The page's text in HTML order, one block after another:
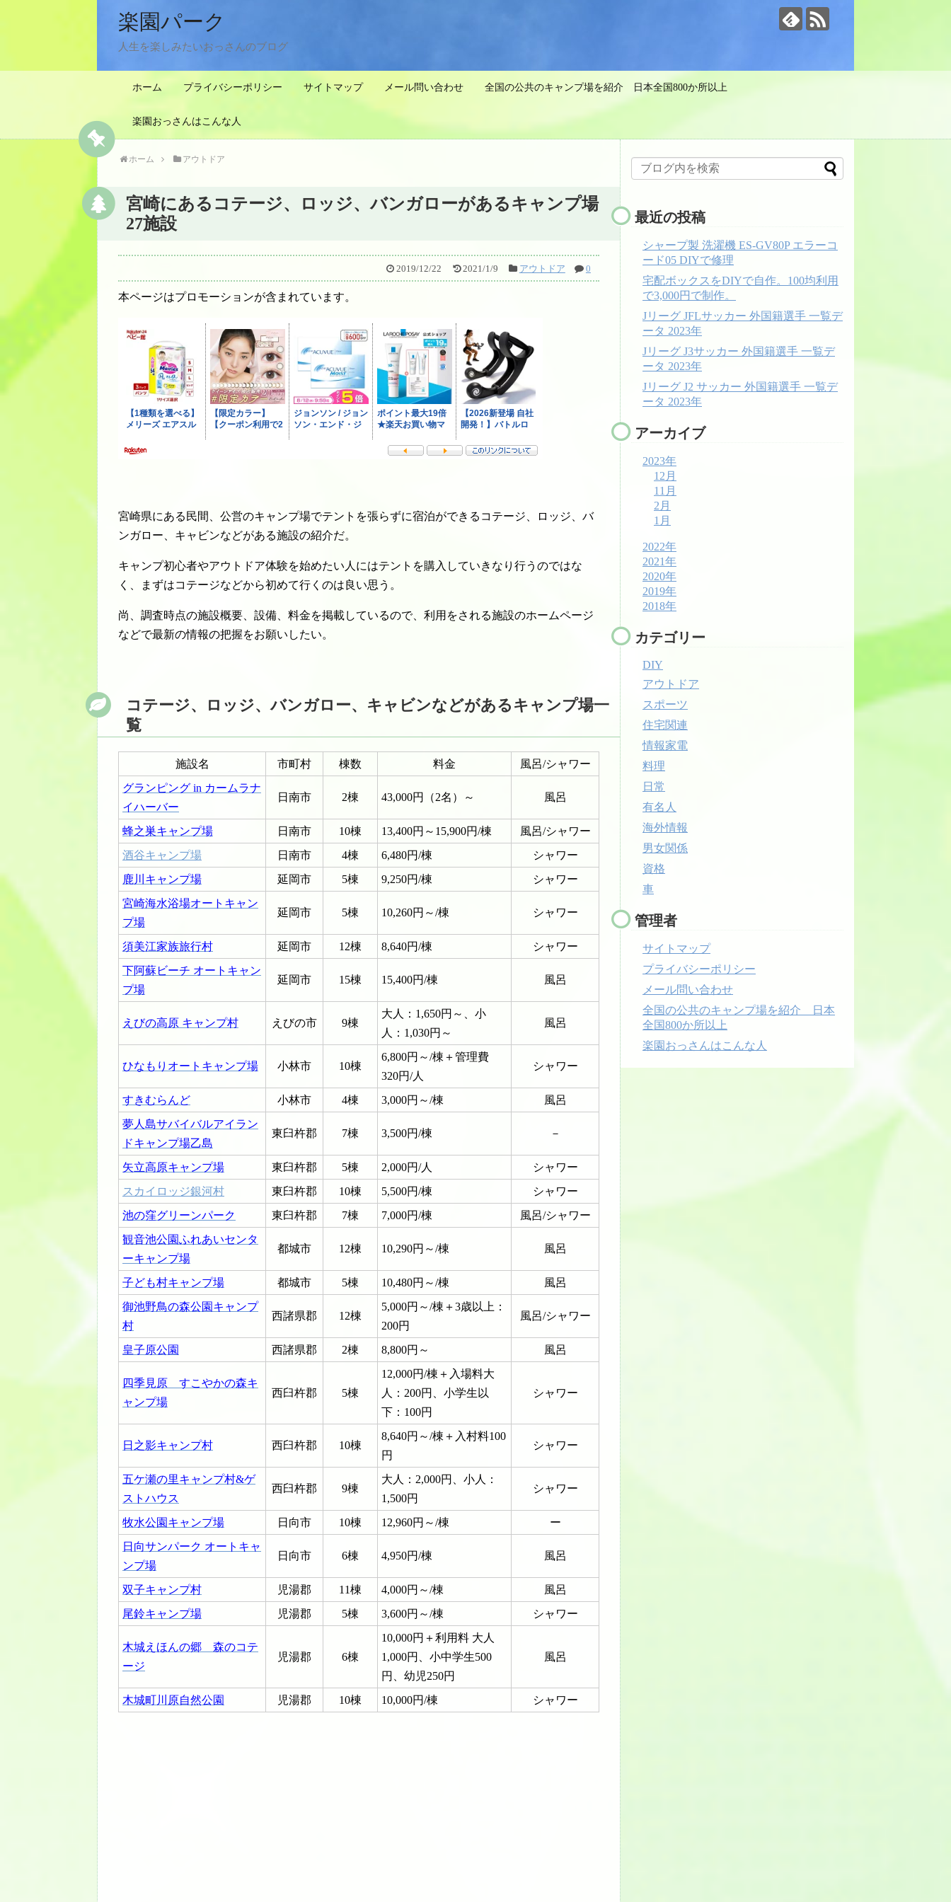
楽園パーク
人生を楽しみたいおっさんのブログ
ホーム プライバシーポリシー サイトマップ メール問い合わせ 全国の公共のキャンプ場を紹介 日本全国800か所以上
楽園おっさんはこんな人
ホーム アウトドア
宮崎にあるコテージ、ロッジ、バンガローがあるキャンプ場
27施設
2019/12/22 2021/1/9 アウトドア 0
本ページはプロモーションが含まれています。
宮崎県にある民間、公営のキャンプ場でテントを張らずに宿泊ができるコテージ、ロッジ、バ
ンガロー、キャビンなどがある施設の紹介だ。
キャンプ初心者やアウトドア体験を始めたい人にはテントを購入していきなり行うのではな
く、まずはコテージなどから初めて行くのは良い思う。
尚、調査時点の施設概要、設備、料金を掲載しているので、利用をされる施設のホームページ
などで最新の情報の把握をお願いしたい。
コテージ、ロッジ、バンガロー、キャビンなどがあるキャンプ場一
覧
施設名 市町村 棟数 料金
風呂/シャワー
グランピング in カームラナ
イハーバー
日南市 2棟 43,000円（2名）～ 風呂
蜂之巣キャンプ場 日南市 10棟 13,400円～15,900円/棟
風呂/シャワー
酒谷キャンプ場
日南市 4棟 6,480円/棟
シャワー
鹿川キャンプ場
延岡市 5棟 9,250円/棟
シャワー
宮崎海水浴場オートキャン
プ場
延岡市 5棟 10,260円～/棟 シャワー
須美江家族旅行村 延岡市 12棟 8,640円/棟
シャワー
下阿蘇ビーチ オートキャン
プ場
延岡市 15棟 15,400円/棟 風呂
えびの高原 キャンプ村 えびの市 9棟
大人：1,650円～、小
人：1,030円～
風呂
ひなもりオートキャンプ場 小林市 10棟
6,800円～/棟＋管理費
320円/人
シャワー
すきむらんど 小林市 4棟 3,000円～/棟
風呂
夢人島サバイバルアイラン
ドキャンプ場乙島
東臼杵郡 7棟 3,500円/棟 －
矢立高原キャンプ場 東臼杵郡 5棟 2,000円/人
シャワー
スカイロッジ銀河村
東臼杵郡 10棟 5,500円/棟
シャワー
池の窪グリーンパーク
東臼杵郡 7棟 7,000円/棟
風呂/シャワー
観音池公園ふれあいセンタ
ーキャンプ場
都城市 12棟 10,290円～/棟 風呂
子ども村キャンプ場 都城市 5棟 10,480円～/棟
風呂
御池野鳥の森公園キャンプ
村
西諸県郡 12棟
5,000円～/棟＋3歳以上：
200円
風呂/シャワー
皇子原公園 西諸県郡 2棟 8,800円～ 風呂
四季見原 すこやかの森キ
ャンプ場
西臼杵郡 5棟
12,000円/棟＋入場料大
人：200円、小学生以
下：100円
シャワー
日之影キャンプ村 西臼杵郡 10棟
8,640円～/棟＋入村料100
円
シャワー
五ケ瀬の里キャンプ村&ゲ
ストハウス
西臼杵郡 9棟
大人：2,000円、小人：
1,500円
シャワー
牧水公園キャンプ場 日向市 10棟 12,960円～/棟
ー
日向サンパーク オートキャ
ンプ場
日向市 6棟 4,950円/棟 風呂
双子キャンプ村 児湯郡 11棟 4,000円～/棟
風呂
尾鈴キャンプ場
児湯郡 5棟 3,600円～/棟 シャワー
木城えほんの郷 森のコテ
ージ
児湯郡 6棟
10,000円＋利用料 大人
1,000円、小中学生500
円、幼児250円
風呂
木城町川原自然公園 児湯郡 10棟 10,000円/棟 シャワー
最近の投稿
シャープ製 洗濯機 ES-GV80P エラーコ
ード05 DIYで修理
宅配ボックスをDIYで自作。100均利用
で3,000円で制作。
Jリーグ JFLサッカー 外国籍選手 一覧デ
ータ 2023年
Jリーグ J3サッカー 外国籍選手 一覧デ
ータ 2023年
Jリーグ J2 サッカー 外国籍選手 一覧デ
ータ 2023年
アーカイブ
2023年
12月
11月
2月
1月
2022年
2021年
2020年
2019年
2018年
カテゴリー
DIY
アウトドア
スポーツ
住宅関連
情報家電
料理
日常
有名人
海外情報
男女関係
資格
車
管理者
サイトマップ
プライバシーポリシー
メール問い合わせ
全国の公共のキャンプ場を紹介 日本
全国800か所以上
楽園おっさんはこんな人